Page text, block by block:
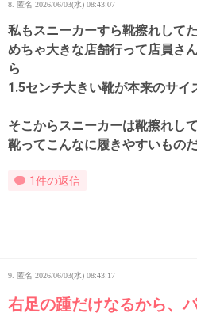
8. 匿名 2026/06/03(水) 08:43:07
私もスニーカーすら靴擦れしてた
めちゃ大きな店舗行って店員さ
ら
1.5センチ大きい靴が本来のサイ
そこからスニーカーは靴擦れし
靴ってこんなに履きやすいものだ
1件の返信
9. 匿名 2026/06/03(水) 08:43:17
右足の踵だけなるから、